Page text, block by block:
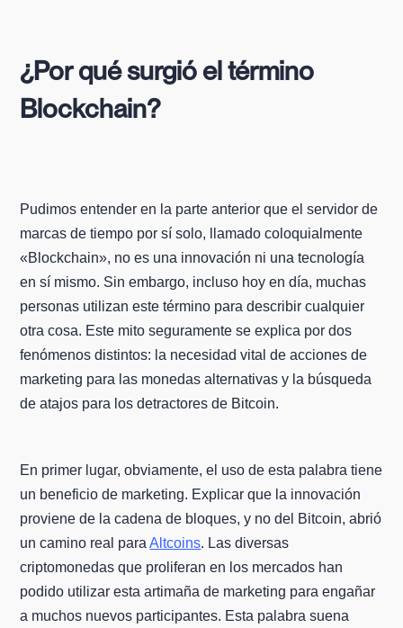
¿Por qué surgió el término
Blockchain?
Pudimos entender en la parte anterior que el servidor de
marcas de tiempo por sí solo, llamado coloquialmente
«Blockchain», no es una innovación ni una tecnología
en sí mismo. Sin embargo, incluso hoy en día, muchas
personas utilizan este término para describir cualquier
otra cosa. Este mito seguramente se explica por dos
fenómenos distintos: la necesidad vital de acciones de
marketing para las monedas alternativas y la búsqueda
de atajos para los detractores de Bitcoin.
En primer lugar, obviamente, el uso de esta palabra tiene
un beneficio de marketing. Explicar que la innovación
proviene de la cadena de bloques, y no del Bitcoin, abrió
un camino real paraAltcoins. Las diversas
criptomonedas que proliferan en los mercados han
podido utilizar esta artimaña de marketing para engañar
a muchos nuevos participantes. Esta palabra suena